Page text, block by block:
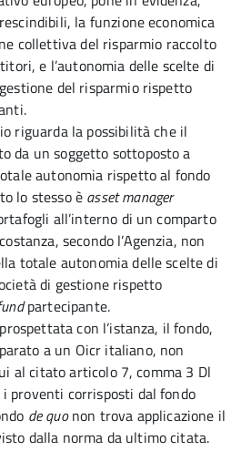
la funzione economica
collettiva del risparmio raccolto
e l’autonomia delle scelte di
del risparmio rispetto
riguarda la possibilità che il
da un soggetto sottoposto a
autonomia rispetto al fondo
lo stesso è asset manager
all’interno di un comparto
secondo l’Agenzia, non
totale autonomia delle scelte di
di gestione rispetto
partecipante.
con l’istanza, il fondo,
a un Oicr italiano, non
al citato articolo 7, comma 3 Dl
proventi corrisposti dal fondo
de quonon trova applicazione il
dalla norma da ultimo citata.